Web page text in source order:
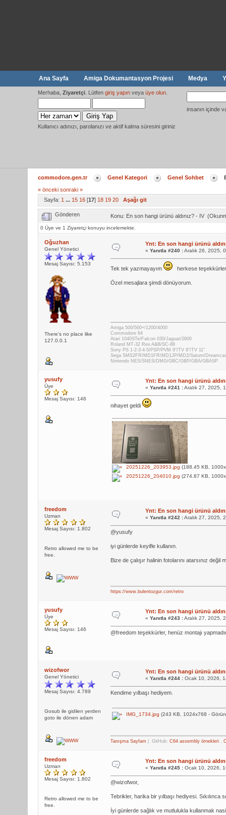
Ana Sayfa Amiga Dokumantasyon Projesi Medya
Merhaba, Ziyaretçi . Lütfen giriş yapın veya üye olun
Kullanıcı adınızı, parolanızı ve aktif kalma süresini giriniz
insanın içinde
commodore.gen.tr Genel Kategori Genel Sohbet
« önceki sonraki »
Sayfa: 1 ... 15 16 [17] 18 19 20 Aşağı git
Gönderen Konu: En son hangi ürünü aldınız? - IV
0 Üye ve 1 Ziyaretçi konuyu incelemekte.
Oğuzhan
Genel Yönetici
Mesaj Sayısı: 5.153
There's no place like
127.0.0.1
Ynt: En son hangi ürünü
« Yanıtla #240 :Aralık 26, 2025,
Tek tek yazmayayım herkese
Özel mesajlara şimdi dönüyorum.
Amiga 500/500+/1200/4000
Commodore 64
Atari 1040STe/Falcon 030/Jaguar/2600
Roland MT-32 Rev.A&B/SC-88
Sony PS 1-2-3-4-5/PSP/PVM 9"/TV 9"/TV 11"
Sega SMS2FR/MD1FR/MD1JP/MD2/Saturn/
Nintendo NES/SNES/DMG/GBC/GBP/GBA/GBASP
yusufy
Üye
Mesaj Sayısı: 146
Ynt: En son hangi ürünü
« Yanıtla #241 :Aralık 27, 2025,
nihayet geldi
20251226_203953.jpg (188.45 KB,
20251226_204010.jpg (274.87 KB,
freedom
Uzman
Mesaj Sayısı: 1.802
Retro allowed me to be
free.
Ynt: En son hangi ürünü
« Yanıtla #242 :Aralık 27, 2025,
@yusufy
iyi günlerde keyifle kullanın.
Bize de çalışır halinin fotolarını atarsınız değil
https://www.bulentozgur.com/retro
yusufy
Üye
Mesaj Sayısı: 146
Ynt: En son hangi ürünü
« Yanıtla #243 :Aralık 27, 2025,
@freedom teşekkürler, henüz montajı
wizofwor
Genel Yönetici
Mesaj Sayısı: 4.789
Gosub ile gidilen yerden
goto ile dönen adam
Ynt: En son hangi ürünü
« Yanıtla #244 :Ocak 10, 2026,
Kendime yılbaşı hediyem.
IMG_1734.jpg (243 KB, 1024x768 -
Tanışma Sayfam | GitHub: C64 assembly örnekleri,
freedom
Uzman
Mesaj Sayısı: 1.802
Retro allowed me to be
free.
Ynt: En son hangi ürünü
« Yanıtla #245 :Ocak 10, 2026,
@wizofwor,
Tebrikler, harika bir yılbaşı hediyesi.
İyi günlerde sağlık ve mutlulukla kullanmak